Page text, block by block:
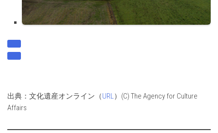
出典：文化遺産オンライン（URL）(C) The Agency for Culture
Affairs